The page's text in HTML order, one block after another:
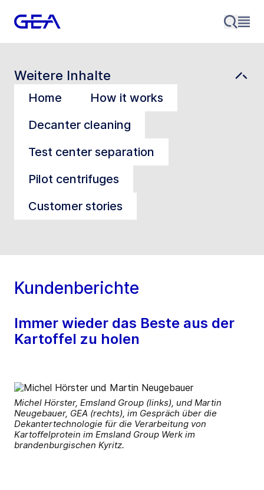
Weitere Inhalte
Home
How it works
Decanter cleaning
Test center separation
Pilot centrifuges
Customer stories
Kundenberichte
Immer wieder das Beste aus der
Kartoffel zu holen
Michel Hörster, Emsland Group (links), und Martin
Neugebauer, GEA (rechts), im Gespräch über die
Dekantertechnologie für die Verarbeitung von
Kartoffelprotein im Emsland Group Werk im
brandenburgischen Kyritz.